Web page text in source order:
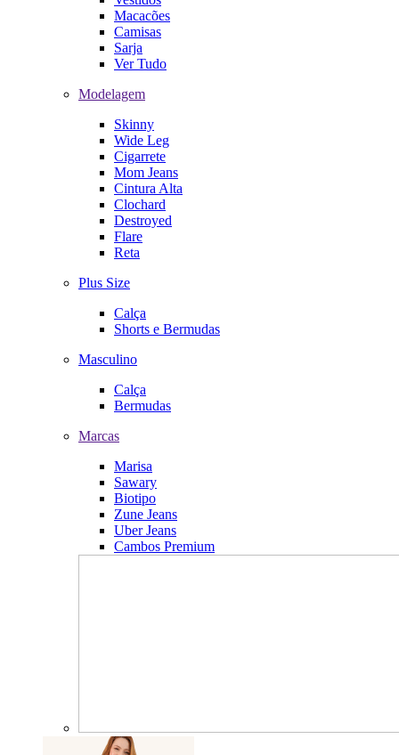
Macacões
Camisas
Sarja
Ver Tudo
Modelagem
Skinny
Wide Leg
Cigarrete
Mom Jeans
Cintura Alta
Clochard
Destroyed
Flare
Reta
Plus Size
Calça
Shorts e Bermudas
Masculino
Calça
Bermudas
Marcas
Marisa
Sawary
Biotipo
Zune Jeans
Uber Jeans
Cambos Premium